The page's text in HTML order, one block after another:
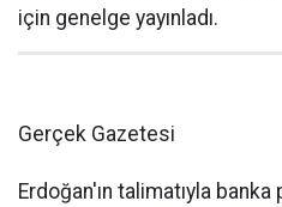
için genelge yayınladı.
Gerçek Gazetesi
Erdoğan'ın talimatıyla banka